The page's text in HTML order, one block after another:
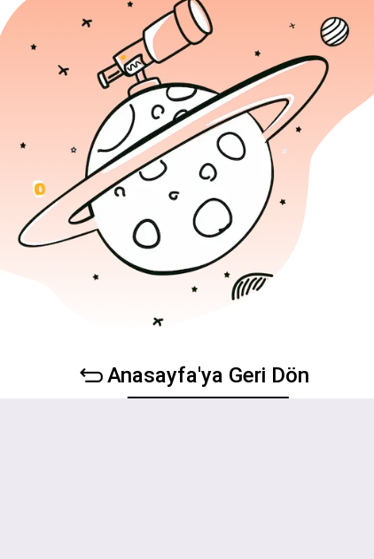
Anasayfa'ya Geri Dön